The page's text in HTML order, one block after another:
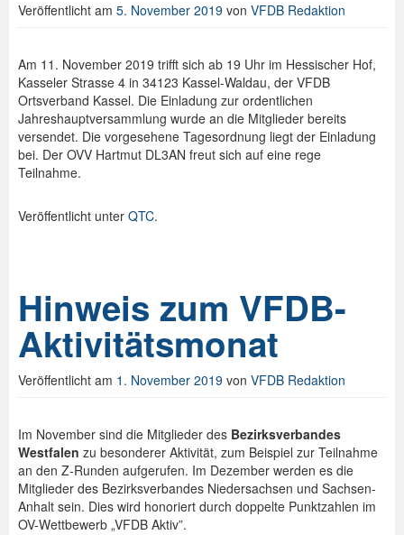
Login
Veröffentlicht am 5. November 2019 von VFDB Redaktion
Am 11. November 2019 trifft sich ab 19 Uhr im Hessischer Hof,
Kasseler Strasse 4 in 34123 Kassel-Waldau, der VFDB
Ortsverband Kassel. Die Einladung zur ordentlichen
Jahreshauptversammlung wurde an die Mitglieder bereits
versendet. Die vorgesehene Tagesordnung liegt der Einladung
bei. Der OVV Hartmut DL3AN freut sich auf eine rege
Teilnahme.
Veröffentlicht unter QTC.
Hinweis zum VFDB-
Aktivitätsmonat
Veröffentlicht am 1. November 2019 von VFDB Redaktion
Im November sind die Mitglieder des Bezirksverbandes
Westfalen zu besonderer Aktivität, zum Beispiel zur Teilnahme
an den Z-Runden aufgerufen. Im Dezember werden es die
Mitglieder des Bezirksverbandes Niedersachsen und Sachsen-
Anhalt sein. Dies wird honoriert durch doppelte Punktzahlen im
OV-Wettbewerb „VFDB Aktiv”.